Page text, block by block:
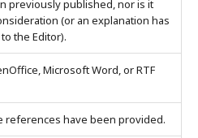
previously published, nor is it
(or an explanation has
the Editor).
Microsoft Word, or RTF
references have been provided.